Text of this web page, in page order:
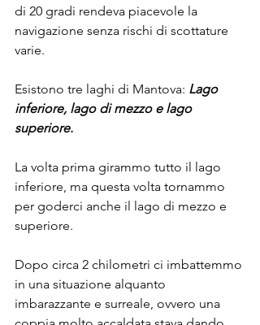
di 20 gradi rendeva piacevole la
navigazione senza rischi di scottature
varie.
Esistono tre laghi di Mantova: Lago
inferiore, lago di mezzo e lago
superiore.
La volta prima girammo tutto il lago
inferiore, ma questa volta tornammo
per goderci anche il lago di mezzo e
superiore.
Dopo circa 2 chilometri ci imbattemmo
in una situazione alquanto
imbarazzante e surreale, ovvero una